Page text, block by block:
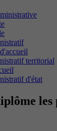
territorial
d'état
les